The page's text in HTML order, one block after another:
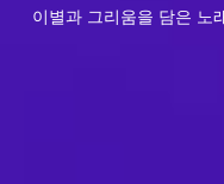
이별과 그리움을 담은 노